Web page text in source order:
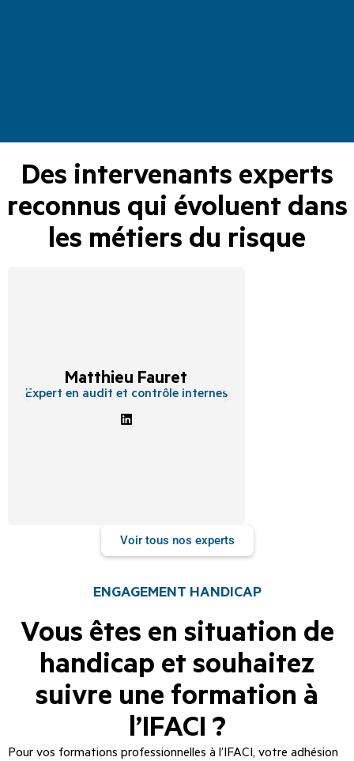
Des intervenants experts
reconnus qui évoluent dans
les métiers du risque
Matthieu Fauret
Expert en audit et contrôle internes
Voir tous nos experts
ENGAGEMENT HANDICAP
Vous êtes en situation de
handicap et souhaitez
suivre une formation à
l’IFACI ?
Pour vos formations professionnelles à l’IFACI, votre adhésion